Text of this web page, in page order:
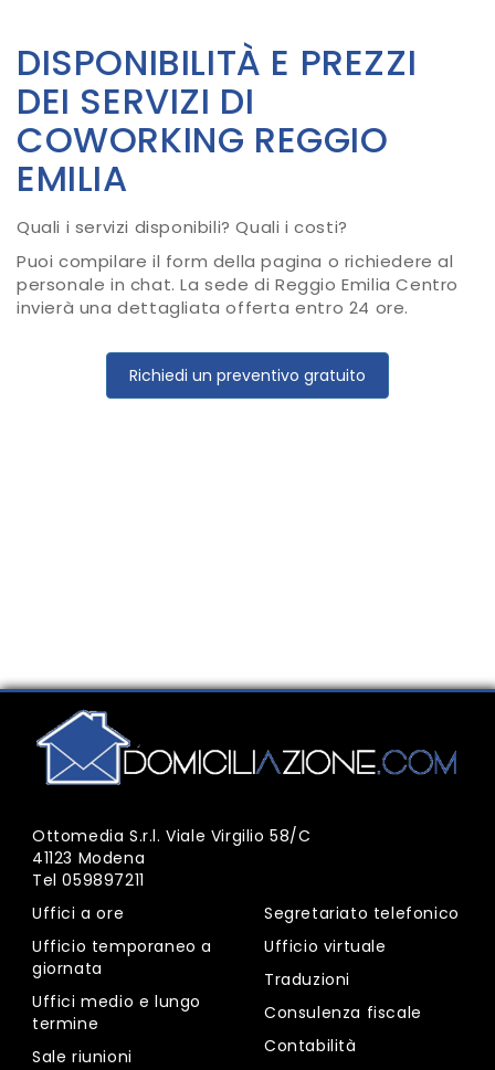
DISPONIBILITÀ E PREZZI
DEI SERVIZI DI
COWORKING REGGIO
EMILIA
Quali i servizi disponibili? Quali i costi?
Puoi compilare il form della pagina o richiedere al
personale in chat. La sede di Reggio Emilia Centro
invierà una dettagliata offerta entro 24 ore.
Richiedi un preventivo gratuito
Ottomedia S.r.l. Viale Virgilio 58/C
41123 Modena
Tel059897211
Uffici a ore
Ufficio temporaneo a
giornata
Uffici medio e lungo
termine
Sale riunioni
Segretariato telefonico
Ufficio virtuale
Traduzioni
Consulenza fiscale
Contabilità